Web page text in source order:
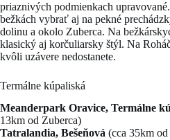
priaznivých podmienkach
bežkách vybrať aj na pekné
dolinu a okolo Zuberca. Na
klasický aj korčuliarsky štýl. Na
kvôli uzávere nedostanete.
Termálne kúpaliská
Meanderpark Oravice, Termálne
13km od Zuberca)
Tatralandia, Bešeňová (cca 35km